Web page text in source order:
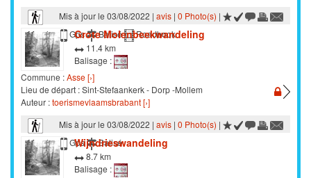
Mis à jour le 03/08/2022 | avis| 0 Photo(s) |
Marche
Gps Balisé Roadbook
Grote Molenbeekwandeling
11.4 km
Balisage :
Commune :Asse [›]
Lieu de départ : Sint-Stefaankerk - Dorp -Mollem
Auteur :toerismevlaamsbrabant [›]
Mis à jour le 03/08/2022 | avis| 0 Photo(s) |
Marche
Gps Balisé
Wijndrieswandeling
8.7 km
Balisage :